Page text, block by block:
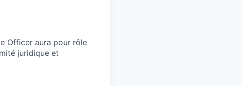
Officer aura pour rôle
juridique et